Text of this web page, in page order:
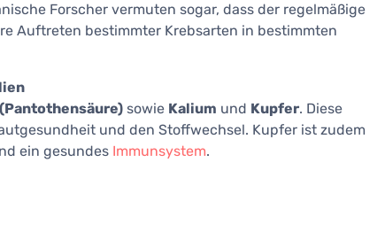
Forscher vermuten sogar, dass der regelmäßige
Auftreten bestimmter Krebsarten in bestimmten
sowie Kalium und Kupfer. Diese
und den Stoffwechsel. Kupfer ist zudem
ein gesundes Immunsystem.